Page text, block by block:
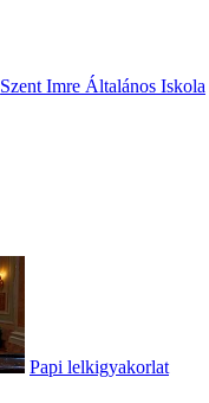
Szent Imre Általános Iskola
Papi lelkigyakorlat